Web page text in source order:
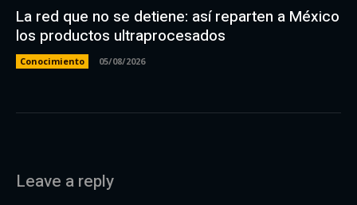
La red que no se detiene: así reparten a México
los productos ultraprocesados
Conocimiento 05/08/2026
Leave a reply